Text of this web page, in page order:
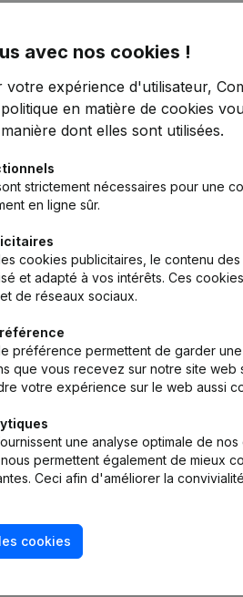
Publication
Demissions, Nominations
Statuts (Traduction, Coordination, Autres
Capital, Actions - Demissions,
Capital, Actions
avec nos cookies !
votre expérience d'utilisateur,
en matière de cookies
dont elles sont utilisées.
strictement nécessaires pour une
en ligne sûr.
cookies publicitaires, le contenu
et adapté à vos intérêts. Ces
de réseaux sociaux.
préférence permettent de garder
que vous recevez sur notre site
votre expérience sur le web aussi
une analyse optimale de
permettent également de mieux
Ceci afin d'améliorer la
cookies